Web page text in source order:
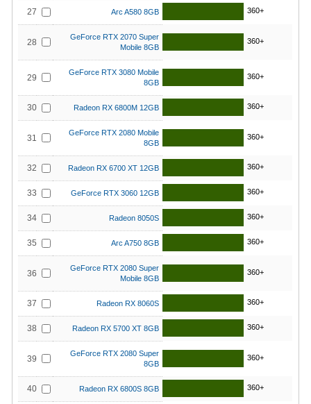
27 Arc A580 8GB 360+
28
GeForce RTX 2070 Super
Mobile 8GB
360+
29
GeForce RTX 3080 Mobile
8GB
360+
30 Radeon RX 6800M 12GB 360+
31
GeForce RTX 2080 Mobile
8GB
360+
32 Radeon RX 6700 XT 12GB 360+
33 GeForce RTX 3060 12GB 360+
34 Radeon 8050S 360+
35 Arc A750 8GB 360+
36
GeForce RTX 2080 Super
Mobile 8GB
360+
37 Radeon RX 8060S 360+
38 Radeon RX 5700 XT 8GB 360+
39
GeForce RTX 2080 Super
8GB
360+
40 Radeon RX 6800S 8GB 360+